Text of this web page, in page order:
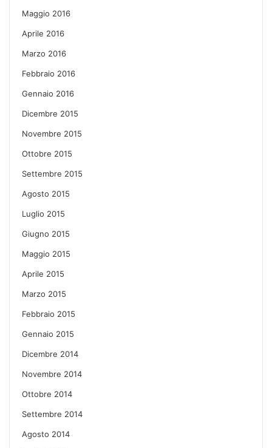
Maggio 2016
Aprile 2016
Marzo 2016
Febbraio 2016
Gennaio 2016
Dicembre 2015
Novembre 2015
Ottobre 2015
Settembre 2015
Agosto 2015
Luglio 2015
Giugno 2015
Maggio 2015
Aprile 2015
Marzo 2015
Febbraio 2015
Gennaio 2015
Dicembre 2014
Novembre 2014
Ottobre 2014
Settembre 2014
Agosto 2014